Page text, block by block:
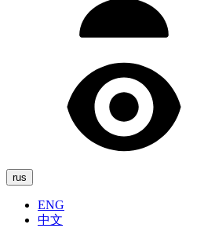
rus
ENG
中文